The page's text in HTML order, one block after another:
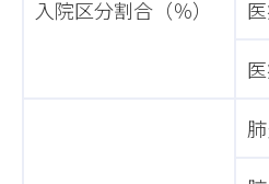
入院区分割合（％）